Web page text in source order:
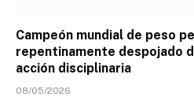
Campeón mundial de peso
repentinamente despojado
acción disciplinaria
08/05/2026